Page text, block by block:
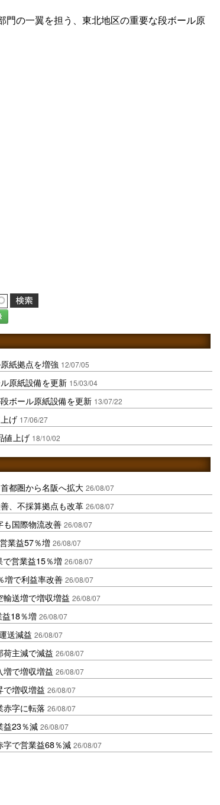
門の一翼を担う、東北地区の重要な段ボール原
紙拠点を増強 12/07/05
原紙設備を更新 15/03/04
ボール原紙設備を更新 13/07/22
げ 17/06/27
値上げ 18/10/02
都圏から名阪へ拡大 26/08/07
、不採算拠点も改革 26/08/07
も国際物流改善 26/08/07
業益57％増 26/08/07
営業益15％増 26/08/07
増で利益率改善 26/08/07
輸送増で増収増益 26/08/07
18％増 26/08/07
送減益 26/08/07
荷主減で減益 26/08/07
で増収増益 26/08/07
で増収増益 26/08/07
赤字に転落 26/08/07
益23％減 26/08/07
字で営業益68％減 26/08/07